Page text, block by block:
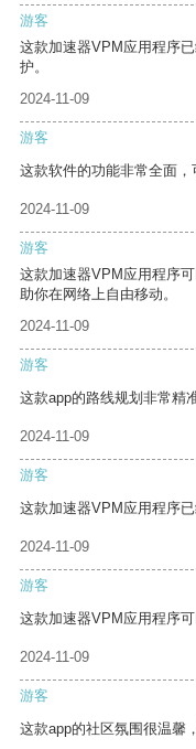
游客
这款加速器VPM应用程序
护。
2024-11-09
游客
这款软件的功能非常全面，
2024-11-09
游客
这款加速器VPM应用程序
助你在网络上自由移动。
2024-11-09
游客
这款app的路线规划非常精
2024-11-09
游客
这款加速器VPM应用程序
2024-11-09
游客
这款加速器VPM应用程序
2024-11-09
游客
这款app的社区氛围很温馨